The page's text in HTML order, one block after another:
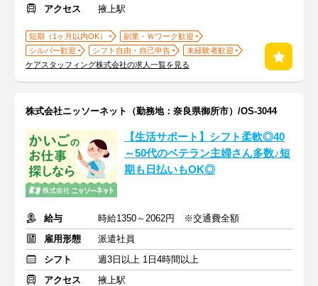
アクセス
掖上駅
短期（1ヶ月以内OK）
副業・Ｗワーク歓迎
シルバー歓迎
シフト自由・自己申告
未経験者歓迎
ケアスタッフィング株式会社の求人一覧を見る
株式会社ニッソーネット（勤務地：奈良県御所市）/OS-3044
【生活サポート】シフト柔軟◎40
～50代のベテラン主婦さん多数♪短
期も日払いもOK◎
給与
時給1350～2062円 ※交通費全額
雇用形態
派遣社員
シフト
週3日以上 1日4時間以上
アクセス
掖上駅